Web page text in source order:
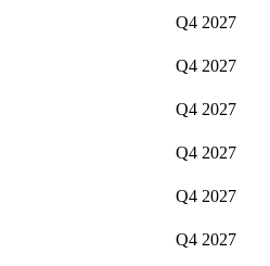
Q4 2027
Q4 2027
Q4 2027
Q4 2027
Q4 2027
Q4 2027